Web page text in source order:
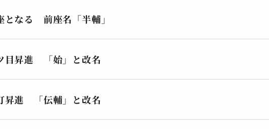
となる 前座名「半輔」
目昇進 「始」と改名
昇進 「伝輔」と改名